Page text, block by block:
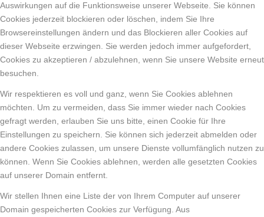
Auswirkungen auf die Funktionsweise unserer Webseite. Sie können
Cookies jederzeit blockieren oder löschen, indem Sie Ihre
Browsereinstellungen ändern und das Blockieren aller Cookies auf
dieser Webseite erzwingen. Sie werden jedoch immer aufgefordert,
Cookies zu akzeptieren / abzulehnen, wenn Sie unsere Website erneut
besuchen.
Wir respektieren es voll und ganz, wenn Sie Cookies ablehnen
möchten. Um zu vermeiden, dass Sie immer wieder nach Cookies
gefragt werden, erlauben Sie uns bitte, einen Cookie für Ihre
Einstellungen zu speichern. Sie können sich jederzeit abmelden oder
andere Cookies zulassen, um unsere Dienste vollumfänglich nutzen zu
können. Wenn Sie Cookies ablehnen, werden alle gesetzten Cookies
auf unserer Domain entfernt.
Wir stellen Ihnen eine Liste der von Ihrem Computer auf unserer
Domain gespeicherten Cookies zur Verfügung. Aus